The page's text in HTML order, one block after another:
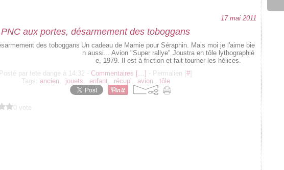
17 mai 2011
PNC aux portes, désarmement des toboggans
Un cadeau de Mamie pour Séraphin. Mais moi je l'aime bie
n aussi... Avion "Super rallye" Joustra en tôle lythographié
e, 1979. Il est à friction et fait tourner les hélices.
Posté par tete dange à 14:32 - Commentaires […] - Permalien [ #
Tags: ancien, jouets, enfant, récup', avion, tôle
0 vote